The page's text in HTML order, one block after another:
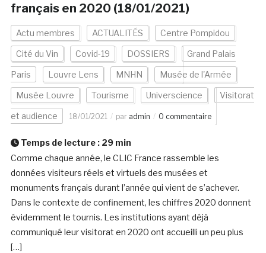
français en 2020 (18/01/2021)
Actu membres ACTUALITÉS Centre Pompidou
Cité du Vin Covid-19 DOSSIERS Grand Palais
Paris Louvre Lens MNHN Musée de l'Armée
Musée Louvre Tourisme Universcience Visitorat
et audience 18/01/2021 par admin 0 commentaire
Temps de lecture : 29 min
Comme chaque année, le CLIC France rassemble les
données visiteurs réels et virtuels des musées et
monuments français durant l’année qui vient de s’achever.
Dans le contexte de confinement, les chiffres 2020 donnent
évidemment le tournis. Les institutions ayant déjà
communiqué leur visitorat en 2020 ont accueilli un peu plus
[…]